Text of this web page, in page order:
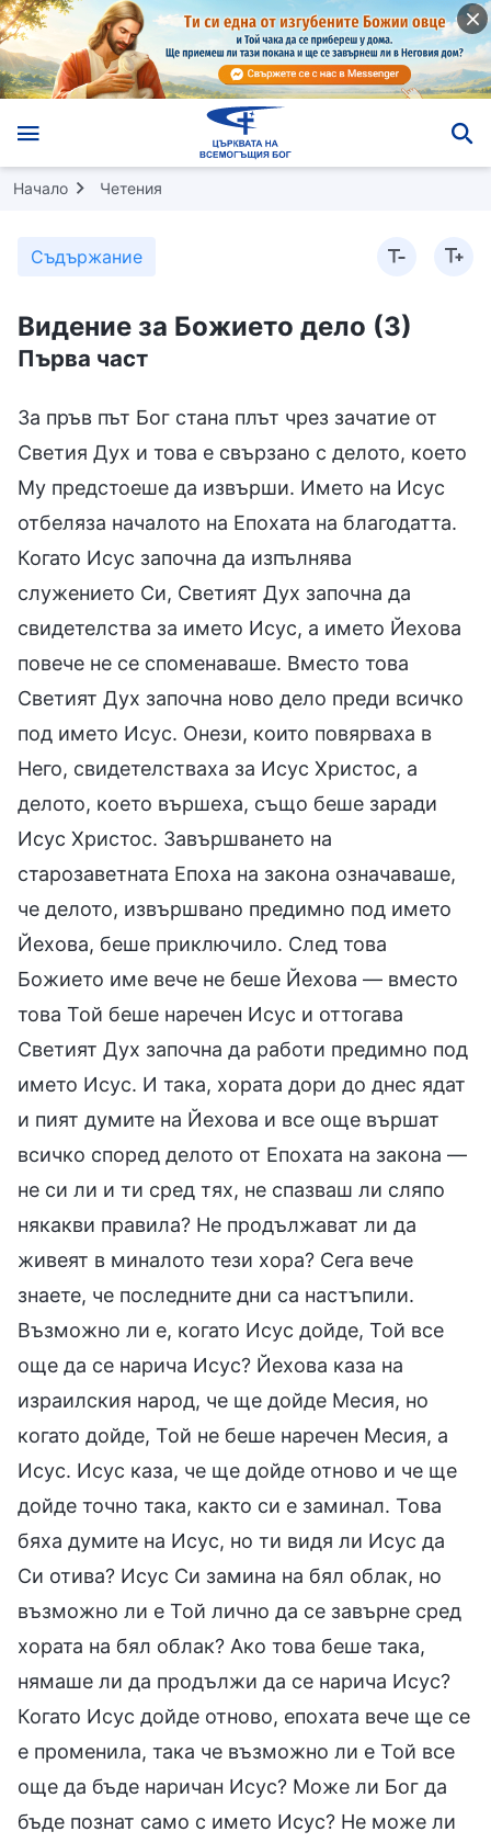
Начало Четения
Съдържание
Видение за Божието дело (3)
Първа част
За пръв път Бог стана плът чрез зачатие от
Светия Дух и това е свързано с делото, което
Му предстоеше да извърши. Името на Исус
отбеляза началото на Епохата на благодатта.
Когато Исус започна да изпълнява
служението Си, Светият Дух започна да
свидетелства за името Исус, а името Йехова
повече не се споменаваше. Вместо това
Светият Дух започна ново дело преди всичко
под името Исус. Онези, които повярваха в
Него, свидетелстваха за Исус Христос, а
делото, което вършеха, също беше заради
Исус Христос. Завършването на
старозаветната Епоха на закона означаваше,
че делото, извършвано предимно под името
Йехова, беше приключило. След това
Божието име вече не беше Йехова — вместо
това Той беше наречен Исус и оттогава
Светият Дух започна да работи предимно под
името Исус. И така, хората дори до днес ядат
и пият думите на Йехова и все още вършат
всичко според делото от Епохата на закона —
не си ли и ти сред тях, не спазваш ли сляпо
някакви правила? Не продължават ли да
живеят в миналото тези хора? Сега вече
знаете, че последните дни са настъпили.
Възможно ли е, когато Исус дойде, Той все
още да се нарича Исус? Йехова каза на
израилския народ, че ще дойде Месия, но
когато дойде, Той не беше наречен Месия, а
Исус. Исус каза, че ще дойде отново и че ще
дойде точно така, както си е заминал. Това
бяха думите на Исус, но ти видя ли Исус да
Си отива? Исус Си замина на бял облак, но
възможно ли е Той лично да се завърне сред
хората на бял облак? Ако това беше така,
нямаше ли да продължи да се нарича Исус?
Когато Исус дойде отново, епохата вече ще се
е променила, така че възможно ли е Той все
още да бъде наричан Исус? Може ли Бог да
бъде познат само с името Исус? Не може ли